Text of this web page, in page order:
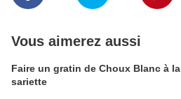
Vous aimerez aussi
Faire un gratin de Choux Blanc à la
sariette